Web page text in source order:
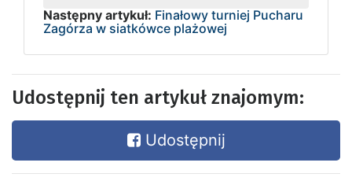
Następny artykuł: Finałowy turniej Pucharu
Zagórza w siatkówce plażowej
Udostępnij ten artykuł znajomym:
Udostępnij